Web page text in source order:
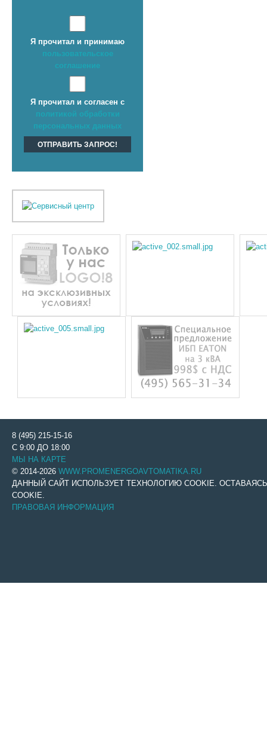
Я прочитал и принимаю
пользовательское
соглашение
Я прочитал и согласен с
политикой обработки
персональных данных
8 (495) 215-15-16
С 9:00 ДО 18:00
МЫ НА КАРТЕ
© 2014-2026 WWW.PROMENERGOAVTOMATIKA.RU
ДАННЫЙ САЙТ ИСПОЛЬЗУЕТ ТЕХНОЛОГИЮ COOKIE.
COOKIE.
ПРАВОВАЯ ИНФОРМАЦИЯ